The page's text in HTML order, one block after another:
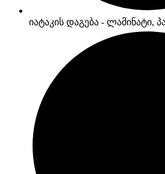
იატაკის დაგება - ლამინატი,